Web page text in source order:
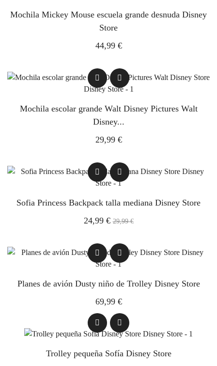
Mochila Mickey Mouse escuela grande desnuda Disney
Store
44,99 €
Mochila escolar grande Walt Disney Pictures Walt
Disney...
29,99 €
Sofia Princess Backpack talla mediana Disney Store
24,99 € 29,99 €
Planes de avión Dusty niño de Trolley Disney Store
69,99 €
Trolley pequeña Sofía Disney Store